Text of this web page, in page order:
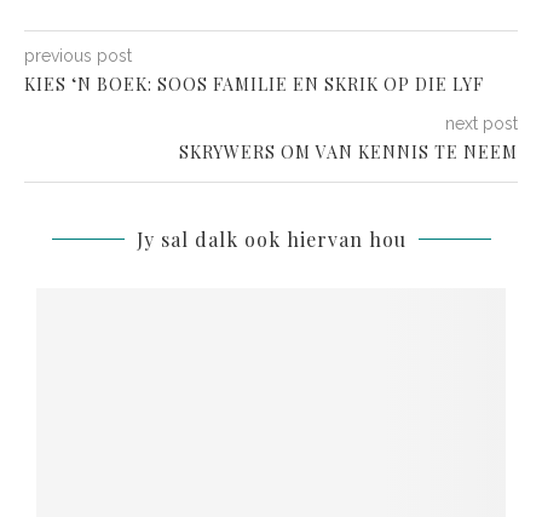
previous post
KIES ‘N BOEK: SOOS FAMILIE EN SKRIK OP DIE LYF
next post
SKRYWERS OM VAN KENNIS TE NEEM
Jy sal dalk ook hiervan hou